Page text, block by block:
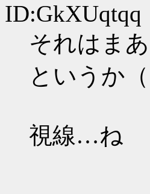
ID:GkXUqtqq
それはま
というか
視線…ね